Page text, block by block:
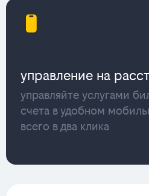
управление на
управляйте услугами
счета в удобном
всего в два клика